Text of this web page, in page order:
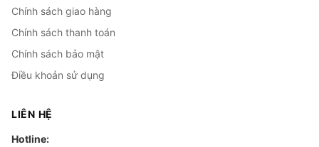
Chính sách giao hàng
Chính sách thanh toán
Chính sách bảo mật
Điều khoản sử dụng
LIÊN HỆ
Hotline: